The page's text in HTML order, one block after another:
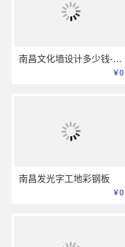
南昌文化墙设计多少钱-南昌恒辉广告
￥0
南昌发光字工地彩钢板
￥0